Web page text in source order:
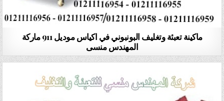
ماكينة تعبئة وتغليف البونبوني في اكياس موديل 911 ماركة
المهندس منسى